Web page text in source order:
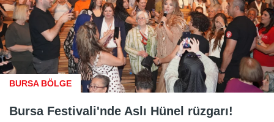
BURSA BÖLGE
Bursa Festivali'nde Aslı Hünel rüzgarı!